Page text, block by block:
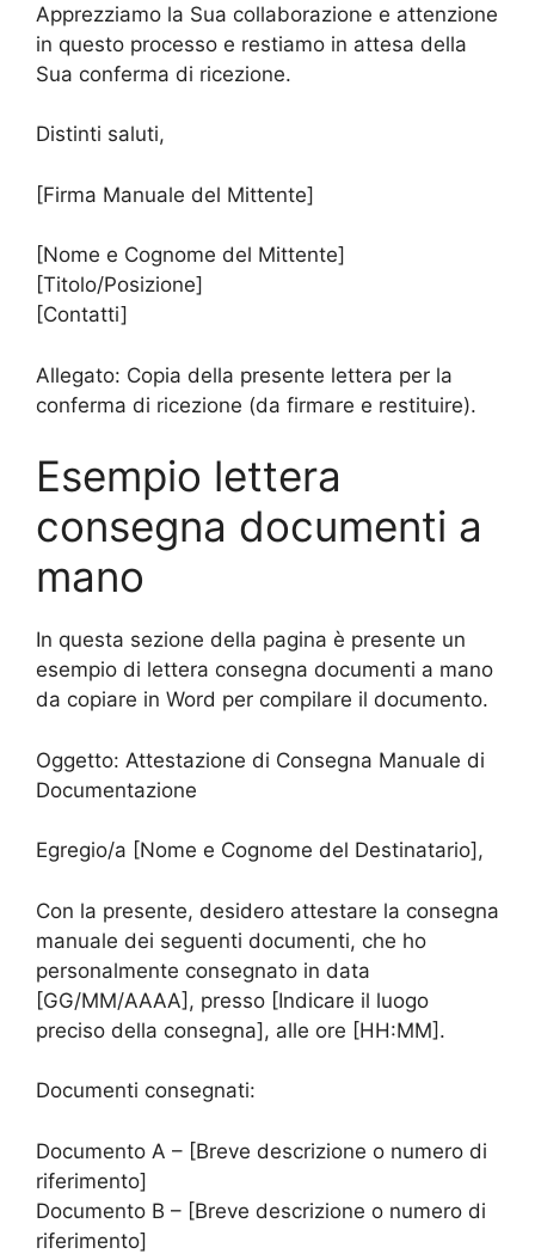
Apprezziamo la Sua collaborazione e attenzione
in questo processo e restiamo in attesa della
Sua conferma di ricezione.
Distinti saluti,
[Firma Manuale del Mittente]
[Nome e Cognome del Mittente]
[Titolo/Posizione]
[Contatti]
Allegato: Copia della presente lettera per la
conferma di ricezione (da firmare e restituire).
Esempio lettera
consegna documenti a
mano
In questa sezione della pagina è presente un
esempio di lettera consegna documenti a mano
da copiare in Word per compilare il documento.
Oggetto: Attestazione di Consegna Manuale di
Documentazione
Egregio/a [Nome e Cognome del Destinatario],
Con la presente, desidero attestare la consegna
manuale dei seguenti documenti, che ho
personalmente consegnato in data
[GG/MM/AAAA], presso [Indicare il luogo
preciso della consegna], alle ore [HH:MM].
Documenti consegnati:
Documento A – [Breve descrizione o numero di
riferimento]
Documento B – [Breve descrizione o numero di
riferimento]